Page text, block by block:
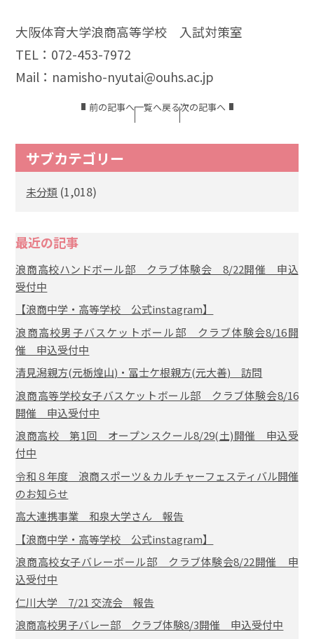
大阪体育大学浪商高等学校 入試対策室
TEL：072-453-7972
Mail：namisho-nyutai@ouhs.ac.jp
前の記事へ一覧へ戻る次の記事へ
サブカテゴリー
未分類 (1,018)
最近の記事
浪商高校ハンドボール部 クラブ体験会 8/22開催 申込
受付中
【浪商中学・高等学校 公式instagram】
浪商高校男子バスケットボール部 クラブ体験会8/16開
催 申込受付中
清見潟親方(元栃煌山)・冨士ケ根親方(元大善) 訪問
浪商高等学校女子バスケットボール部 クラブ体験会8/16
開催 申込受付中
浪商高校 第1回 オープンスクール8/29(土)開催 申込受
付中
令和８年度 浪商スポーツ＆カルチャーフェスティバル開催
のお知らせ
高大連携事業 和泉大学さん 報告
【浪商中学・高等学校 公式instagram】
浪商高校女子バレーボール部 クラブ体験会8/22開催 申
込受付中
仁川大学 7/21 交流会 報告
浪商高校男子バレー部 クラブ体験8/3開催 申込受付中